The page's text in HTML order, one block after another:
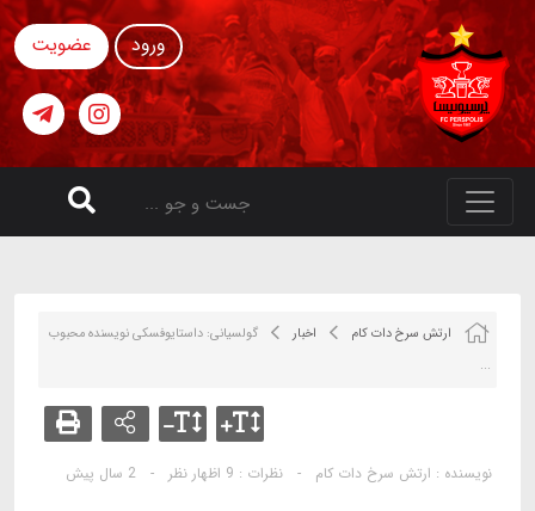
ورود عضویت
ارتش سرخ دات کام اخبار
گولسیانی: داستایوفسکی نویسنده محبوب
...
نویسنده : ارتش سرخ دات کام - نظرات : 9 اظهار نظر - 2 سال پیش